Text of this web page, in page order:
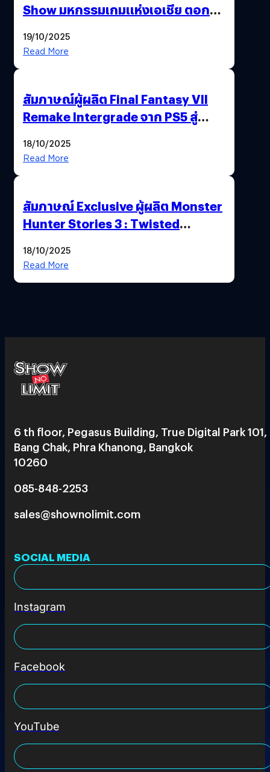
Show มหกรรมเกมแห่งเอเชีย ตอกย้ำ
พาณิชย์ร่วมชูความสำเร็จ
19/10/2025
Read More
สัมภาษณ์ผู้ผลิต Final Fantasy VII
Remake Intergrade จาก PS5 สู่
18/10/2025
Read More
สัมภาษณ์ Exclusive ผู้ผลิต Monster
Hunter Stories 3 : Twisted
สวยฉ่ำ !
18/10/2025
Read More
6 th floor, Pegasus Building, True Digital Park 101,
Bang Chak, Phra Khanong, Bangkok
10260
085-848-2253
sales@shownolimit.com
SOCIAL MEDIA
Instagram
Facebook
YouTube